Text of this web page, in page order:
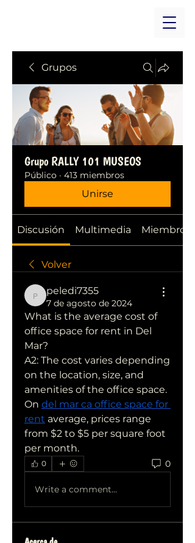
Grupos
Grupo RALLY 101 MUSEOS
Público · 413 miembros
Unirse
Discusión Multimedia Miembros
Volver
peledi7355
peledi7355
7 de agosto de 2024
What is the average cost of
office space for rent in Del
Mar?
A2: The cost varies depending
on the location, size, and
amenities of the office space.
On del mar ca office space for
rent average, prices range
from $2 to $5 per square foot
per month.
0 0
Write a comment...